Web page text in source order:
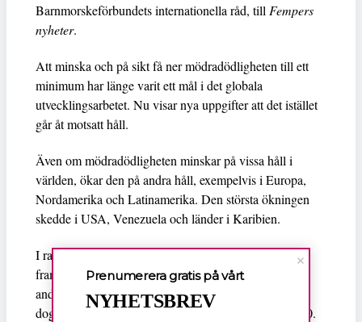
Barnmorskeförbundets internationella råd, till Fempers
nyheter.
Att minska och på sikt få ner mödradödligheten till ett
minimum har länge varit ett mål i det globala
utvecklingsarbetet. Nu visar nya uppgifter att det istället
går åt motsatt håll.
Även om mödradödligheten minskar på vissa håll i
världen, ökar den på andra håll, exempelvis i Europa,
Nordamerika och Latinamerika. Den största ökningen
skedde i USA, Venezuela och länder i Karibien.
I rapporten,Trends in Maternal Mortality,som tagits
fram av Unicef, Världshälsoorganisationen WHO och
andra FN-organ framkommer det att 287 000 kvinnor
dog i världen under graviditet eller förlossning år 2020.
Prenumerera gratis på vårt
NYHETSBREV